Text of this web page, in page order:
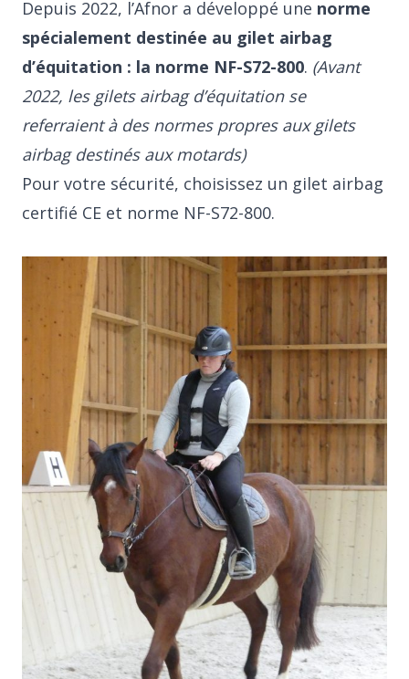
Depuis 2022, l’Afnor a développé une norme
spécialement destinée au gilet airbag
d’équitation : la norme NF-S72-800. (Avant
2022, les gilets airbag d’équitation se
referraient à des normes propres aux gilets
airbag destinés aux motards)
Pour votre sécurité, choisissez un gilet airbag
certifié CE et norme NF-S72-800.